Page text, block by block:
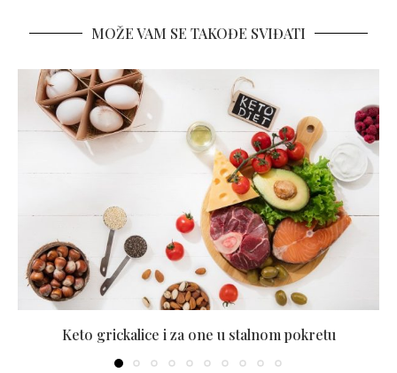
MOŽE VAM SE TAKOĐE SVIĐATI
Keto grickalice i za one u stalnom pokretu